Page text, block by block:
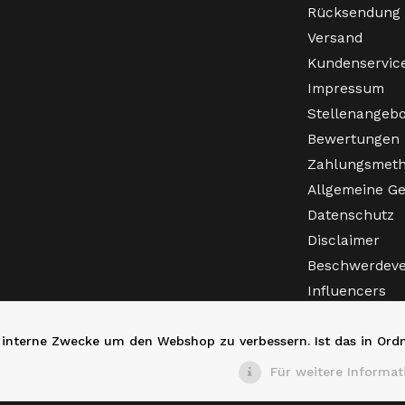
exklusive Farben wie
Authentizität und
Australian
Slim Fit (enger
100 % Acetat
Ausstattung:Zwei
Knöchel, gesticktes Logo.
BESTELLEN SIE IHRE
HEUTE BEI
HARDCORE-SZENE!
Rücksendung
Versand
Impressum
Bewertungen
Allgemeine
Datenschutz
Disclaimer
Influencers
Zwecke um den Webshop zu verbessern. Ist das in
Für weitere